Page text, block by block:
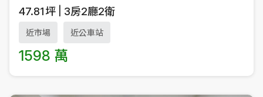
47.81坪 3房2廳2衛
近市場 近公車站
1598 萬